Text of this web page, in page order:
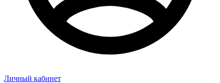
Личный кабинет